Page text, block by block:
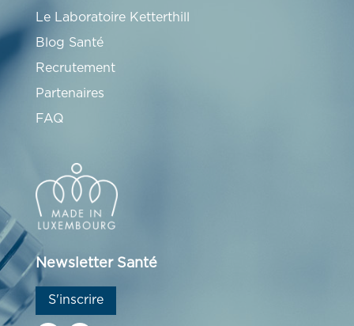
Le Laboratoire Ketterthill
Blog Santé
Recrutement
Partenaires
FAQ
Newsletter Santé
S'inscrire